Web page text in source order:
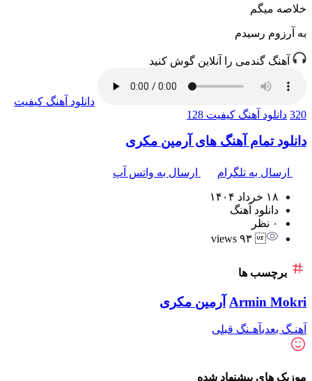
خلاصه میگم
به آرزوم رسیدم
آهنگ گندمی را آنلاین گوش کنید
دانلود آهنگ کیفیت
320 دانلود آهنگ کیفیت 128
دانلود تمام آهنگ های آرمین مکری
ارسال به تلگرام ارسال به واتس آپ
۱۸ خرداد ۱۴۰۴
دانلود آهنگ
۰ نظر
۹۳ views
برچسب ها
Armin Mokri آرمین مکری
آهنـگ بعدیآهـنگ قبلی
موزیک های پیشنهاد شده